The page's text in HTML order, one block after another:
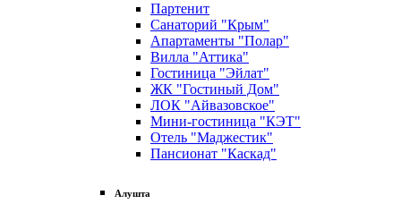
Партенит
Санаторий "Крым"
Апартаменты "Полар"
Вилла "Аттика"
Гостиница "Эйлат"
ЖК "Гостиный Дом"
ЛОК "Айвазовское"
Мини-гостиница "КЭТ"
Отель "Маджестик"
Пансионат "Каскад"
Алушта